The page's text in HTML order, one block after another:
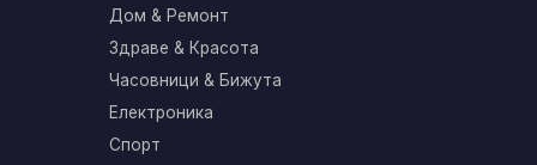
Дом & Ремонт
Здраве & Красота
Часовници & Бижута
Електроника
Спорт